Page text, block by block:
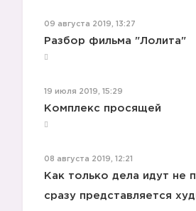
09 августа 2019, 13:27
Разбор фильма "Лолита"
19 июля 2019, 15:29
Комплекс просящей
08 августа 2019, 12:21
Как только дела идут не
сразу представляется